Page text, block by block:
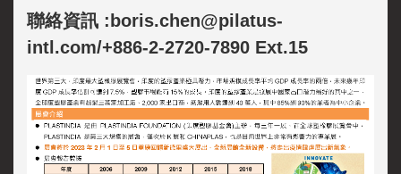
聯絡資訊 :boris.chen@pilatus-
intl.com/+886-2-2720-7890 Ext.15